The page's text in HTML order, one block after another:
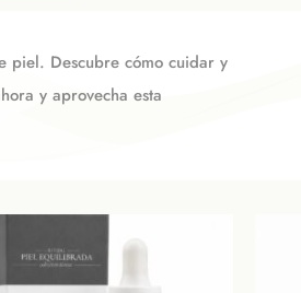
piel. Descubre cómo cuidar y
y aprovecha esta